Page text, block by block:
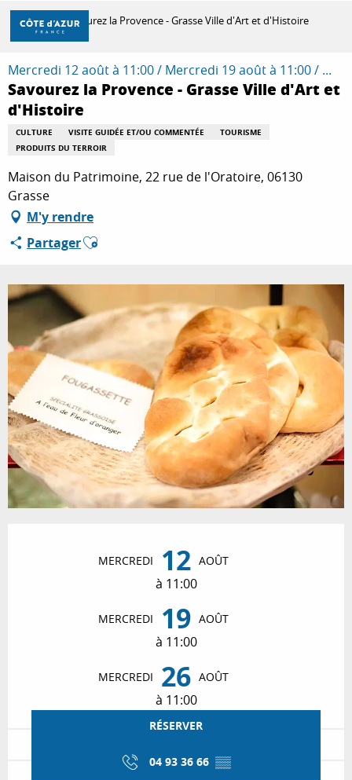
Aller
contenu
principal
DÉCOUVRIR
À FAIRE
SÉJOURNER
Accueil Savourez la Provence - Grasse Ville d'Art et d'Histoire
Mercredi 12 août à 11:00 / Mercredi 19 août à 11:00 / ...
Savourez la Provence - Grasse Ville d'Art et
d'Histoire
CULTURE VISITE GUIDÉE ET/OU COMMENTÉE
TOURISME
PRODUITS DU TERROIR
Maison du Patrimoine, 22 rue de l'Oratoire, 06130
Grasse
M'y rendre
PartagerAjouter aux favoris
MERCREDI 12 AOÛT
à 11:00
MERCREDI 19 AOÛT
à 11:00
MERCREDI 26 AOÛT
à 11:00
RÉSERVER
04 93 36 66 ▒▒